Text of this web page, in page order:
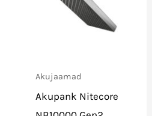
Akujaamad
Akupank Nitecore